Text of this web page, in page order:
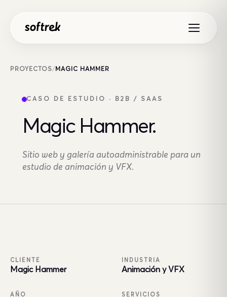
PROYECTOS/ MAGIC HAMMER
CASO DE ESTUDIO · B2B / SAAS
Magic Hammer.
Sitio web y galería autoadministrable para un
estudio de animación y VFX.
CLIENTE
Magic Hammer
INDUSTRIA
Animación y VFX
AÑO SERVICIOS